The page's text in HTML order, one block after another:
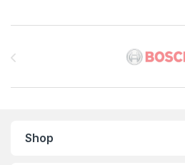
Shop